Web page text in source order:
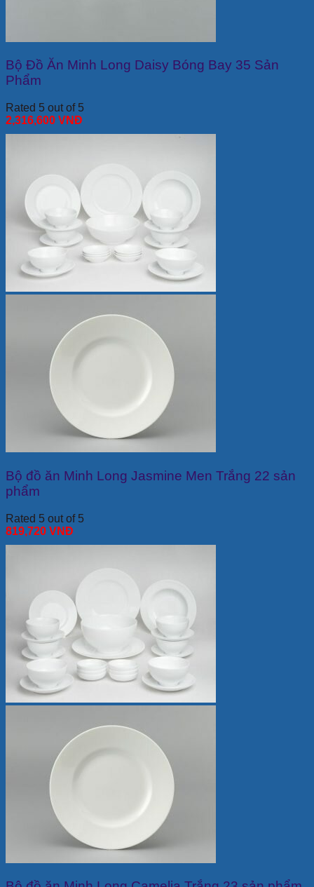
Bộ Đồ Ăn Minh Long Daisy Bóng Bay 35 Sản
Phẩm
Rated 5 out of 5
2,316,600 VNĐ
Bộ đồ ăn Minh Long Jasmine Men Trắng 22 sản
phẩm
Rated 5 out of 5
819,720 VNĐ